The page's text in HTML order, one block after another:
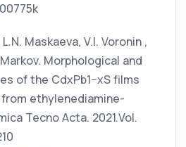
L.N. Maskaeva, V.I. Voronin ,
Markov. Morphological and
of the CdxPb1−xS films
ethylenediamine-
Tecno Acta. 2021.Vol.